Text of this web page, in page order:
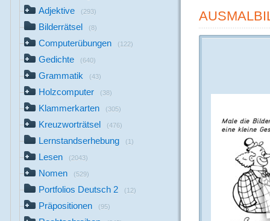
Adjektive (293)
Bilderrätsel (8)
Computerübungen (122)
Gedichte (640)
Grammatik (43)
Holzcomputer (38)
Klammerkarten (305)
Kreuzworträtsel (476)
Lernstandserhebung (1)
Lesen (2043)
Nomen (529)
Portfolios Deutsch 2 (12)
Präpositionen (95)